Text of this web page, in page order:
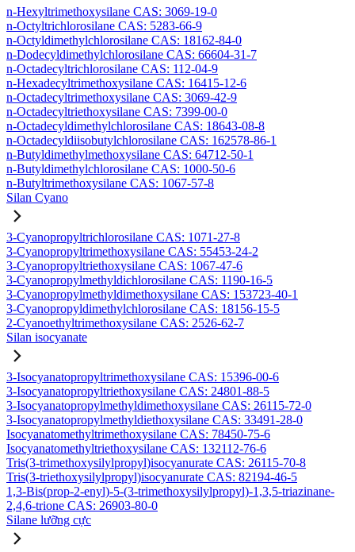
n-Hexyltrimethoxysilane CAS: 3069-19-0
n-Octyltrichlorosilane CAS: 5283-66-9
n-Octyldimethylchlorosilane CAS: 18162-84-0
n-Dodecyldimethylchlorosilane CAS: 66604-31-7
n-Octadecyltrichlorosilane CAS: 112-04-9
n-Hexadecyltrimethoxysilane CAS: 16415-12-6
n-Octadecyltrimethoxysilane CAS: 3069-42-9
n-Octadecyltriethoxysilane CAS: 7399-00-0
n-Octadecyldimethylchlorosilane CAS: 18643-08-8
n-Octadecyldiisobutylchlorosilane CAS: 162578-86-1
n-Butyldimethylmethoxysilane CAS: 64712-50-1
n-Butyldimethylchlorosilane CAS: 1000-50-6
n-Butyltrimethoxysilane CAS: 1067-57-8
Silan Cyano
3-Cyanopropyltrichlorosilane CAS: 1071-27-8
3-Cyanopropyltrimethoxysilane CAS: 55453-24-2
3-Cyanopropyltriethoxysilane CAS: 1067-47-6
3-Cyanopropylmethyldichlorosilane CAS: 1190-16-5
3-Cyanopropylmethyldimethoxysilane CAS: 153723-40-1
3-Cyanopropyldimethylchlorosilane CAS: 18156-15-5
2-Cyanoethyltrimethoxysilane CAS: 2526-62-7
Silan isocyanate
3-Isocyanatopropyltrimethoxysilane CAS: 15396-00-6
3-Isocyanatopropyltriethoxysilane CAS: 24801-88-5
3-Isocyanatopropylmethyldimethoxysilane CAS: 26115-72-0
3-Isocyanatopropylmethyldiethoxysilane CAS: 33491-28-0
Isocyanatomethyltrimethoxysilane CAS: 78450-75-6
Isocyanatomethyltriethoxysilane CAS: 132112-76-6
Tris(3-trimethoxysilylpropyl)isocyanurate CAS: 26115-70-8
Tris(3-triethoxysilylpropyl)isocyanurate CAS: 82194-46-5
1,3-Bis(prop-2-enyl)-5-(3-trimethoxysilylpropyl)-1,3,5-triazinane-
2,4,6-trione CAS: 26903-80-0
Silane lưỡng cực